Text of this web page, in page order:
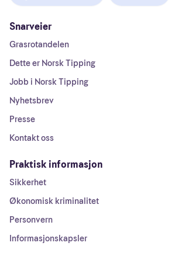
Snarveier
Grasrotandelen
Dette er Norsk Tipping
Jobb i Norsk Tipping
Nyhetsbrev
Presse
Kontakt oss
Praktisk informasjon
Sikkerhet
Økonomisk kriminalitet
Personvern
Informasjonskapsler